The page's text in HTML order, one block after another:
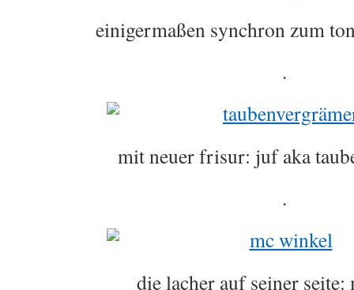
einigermaßen synchron zum
.
mit neuer frisur: juf aka
.
die lacher auf seiner